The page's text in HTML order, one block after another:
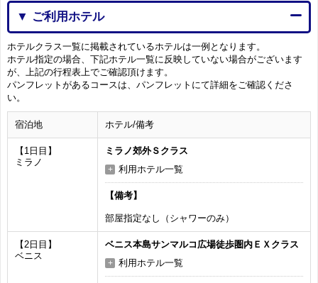
▼ ご利用ホテル
ホテルクラス一覧に掲載されているホテルは一例となります。
ホテル指定の場合、下記ホテル一覧に反映していない場合がございます
が、上記の行程表上でご確認頂けます。
パンフレットがあるコースは、パンフレットにて詳細をご確認くださ
い。
宿泊地 ホテル/備考
【1日目】
ミラノ
ミラノ郊外Ｓクラス
利用ホテル一覧
【備考】
部屋指定なし（シャワーのみ）
【2日目】
ベニス
ベニス本島サンマルコ広場徒歩圏内ＥＸクラス
利用ホテル一覧